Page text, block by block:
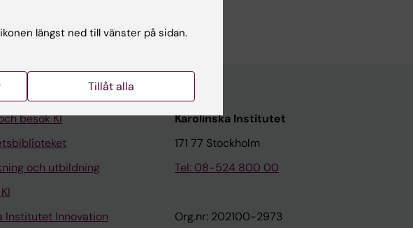
besök KI
och utbildning
Institutet Innovation
Karolinska Institutet
171 77 Stockholm
Tel: 08-524 800 00
Org.nr: 202100-2973
längst ned till vänster på sidan.
Tillåt alla